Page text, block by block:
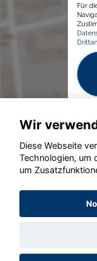
Für
©
Wir
Diese Webseite
Technologien, um
um